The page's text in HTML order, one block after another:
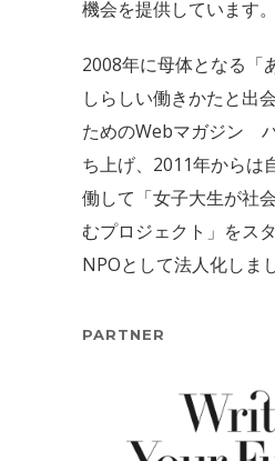
機会を提供しています。
2008年に母体となる「
しらしい働きかたと出
ためのWebマガジン
ち上げ、2011年からは
働して「女子大生が社
むプロジェクト」をス
NPOとして法人化しまし
PARTNER